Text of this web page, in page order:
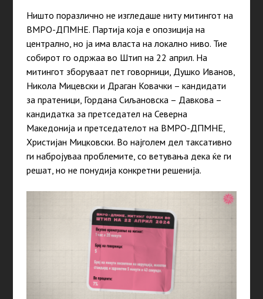
Ништо поразлично не изгледаше ниту митингот на
ВМРО-ДПМНЕ. Партија која е опозиција на
централно, но ја има власта на локално ниво. Тие
собирот го одржаа во Штип на 22 април. На
митингот зборуваат пет говорници, Душко Иванов,
Никола Мицевски и Драган Ковачки – кандидати
за пратеници, Гордана Сиљановска – Давкова –
кандидатка за претседател на Северна
Македонија и претседателот на ВМРО-ДПМНЕ,
Христијан Мицковски. Во најголем дел таксативно
ги набројуваа проблемите, со ветувања дека ќе ги
решат, но не понудија конкретни решенија.